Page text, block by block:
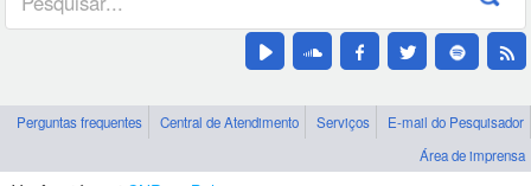
Perguntas frequentes Central de Atendimento Serviços
E-mail do Pesquisador
Área de imprensa